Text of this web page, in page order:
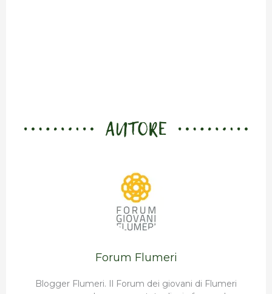
AUTORE
Forum Flumeri
Blogger Flumeri. Il Forum dei giovani di Flumeri